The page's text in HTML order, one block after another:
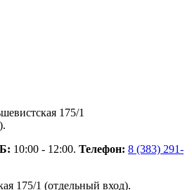
175/1
10:00 - 12:00. Телефон: 8 (383) 291-
175/1 (отдельный вход).